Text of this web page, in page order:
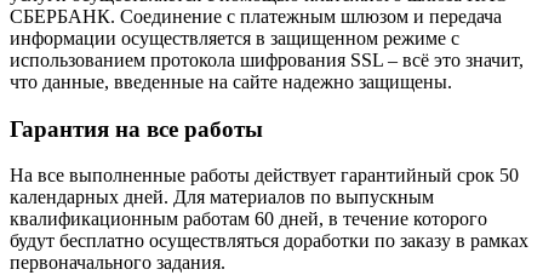
СБЕРБАНК. Соединение с платежным шлюзом и передача
информации осуществляется в защищенном режиме с
использованием протокола шифрования SSL – всё это значит,
что данные, введенные на сайте надежно защищены.
Гарантия на все работы
На все выполненные работы действует гарантийный срок 50
календарных дней. Для материалов по выпускным
квалификационным работам 60 дней, в течение которого
будут бесплатно осуществляться доработки по заказу в рамках
первоначального задания.